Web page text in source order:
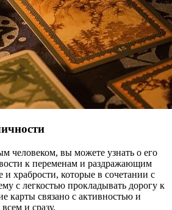
человеком, вы можете узнать о его
к переменам и раздражающим
храбрости, которые в сочетании с
с легкостью прокладывать дорогу к
карты связано с активностью и
и сразу.